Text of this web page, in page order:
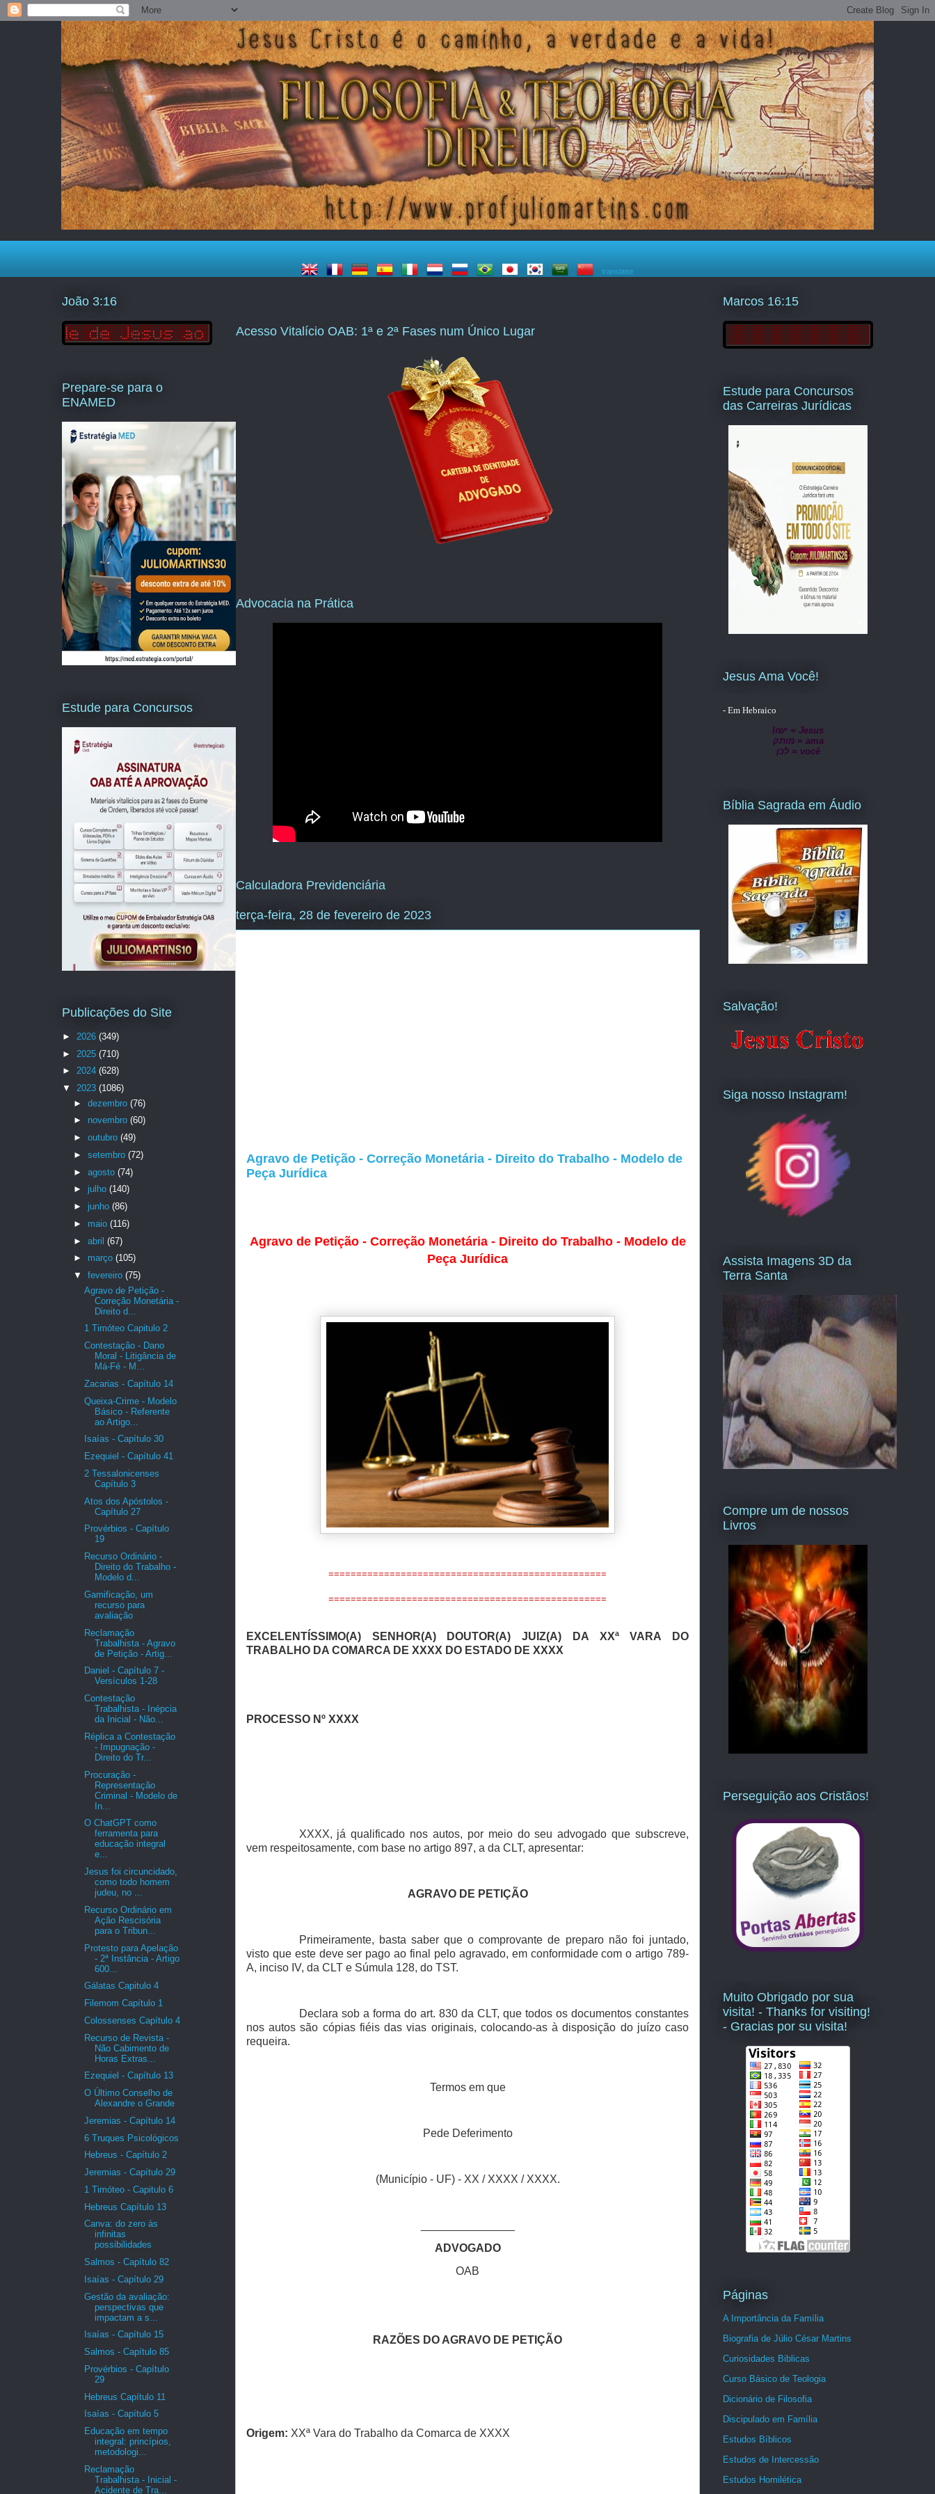
translator
Acesso Vitalício OAB: 1ª e 2ª Fases num Único Lugar
Advocacia na Prática
Calculadora Previdenciária
terça-feira, 28 de fevereiro de 2023
Agravo de Petição - Correção Monetária - Direito do Trabalho - Modelo de
Peça Jurídica
Agravo de Petição - Correção Monetária - Direito do Trabalho - Modelo de
Peça Jurídica
==================================================
==================================================
EXCELENTÍSSIMO(A) SENHOR(A) DOUTOR(A) JUIZ(A) DA XXª VARA DO
TRABALHO DA COMARCA DE XXXX DO ESTADO DE XXXX
PROCESSO Nº XXXX
XXXX, já qualificado nos autos, por meio do seu advogado que subscreve,
vem respeitosamente, com base no artigo 897, a da CLT, apresentar:
AGRAVO DE PETIÇÃO
Primeiramente, basta saber que o comprovante de preparo não foi juntado,
visto que este deve ser pago ao final pelo agravado, em conformidade com o artigo 789-
A, inciso IV, da CLT e Súmula 128, do TST.
Declara sob a forma do art. 830 da CLT, que todos os documentos constantes
nos autos são cópias fiéis das vias originais, colocando-as à disposição do juízo caso
requeira.
Termos em que
Pede Deferimento
(Município - UF) - XX / XXXX / XXXX.
ADVOGADO
OAB
RAZÕES DO AGRAVO DE PETIÇÃO
Origem: XXª Vara do Trabalho da Comarca de XXXX
João 3:16
Prepare-se para o
ENAMED
Estude para Concursos
Publicações do Site
► 2026 (349)
► 2025 (710)
► 2024 (628)
▼ 2023 (1086)
► dezembro (76)
► novembro (60)
► outubro (49)
► setembro (72)
► agosto (74)
► julho (140)
► junho (86)
► maio (116)
► abril (67)
► março (105)
▼ fevereiro (75)
Agravo de Petição -
Correção Monetária -
Direito d...
1 Timóteo Capitulo 2
Contestação - Dano
Moral - Litigância de
Má-Fé - M...
Zacarias - Capítulo 14
Queixa-Crime - Modelo
Básico - Referente
ao Artigo...
Isaías - Capítulo 30
Ezequiel - Capítulo 41
2 Tessalonicenses
Capítulo 3
Atos dos Apóstolos -
Capítulo 27
Provérbios - Capítulo
19
Recurso Ordinário -
Direito do Trabalho -
Modelo d...
Gamificação, um
recurso para
avaliação
Reclamação
Trabalhista - Agravo
de Petição - Artig...
Daniel - Capítulo 7 -
Versículos 1-28
Contestação
Trabalhista - Inépcia
da Inicial - Não...
Réplica a Contestação
- Impugnação -
Direito do Tr...
Procuração -
Representação
Criminal - Modelo de
In...
O ChatGPT como
ferramenta para
educação integral
e...
Jesus foi circuncidado,
como todo homem
judeu, no ...
Recurso Ordinário em
Ação Rescisória
para o Tribun...
Protesto para Apelação
- 2ª Instância - Artigo
600...
Gálatas Capitulo 4
Filemom Capítulo 1
Colossenses Capítulo 4
Recurso de Revista -
Não Cabimento de
Horas Extras...
Ezequiel - Capítulo 13
O Último Conselho de
Alexandre o Grande
Jeremias - Capítulo 14
6 Truques Psicológicos
Hebreus - Capítulo 2
Jeremias - Capítulo 29
1 Timóteo - Capitulo 6
Hebreus Capítulo 13
Canva: do zero às
infinitas
possibilidades
Salmos - Capítulo 82
Isaías - Capítulo 29
Gestão da avaliação:
perspectivas que
impactam a s...
Isaías - Capítulo 15
Salmos - Capítulo 85
Provérbios - Capítulo
29
Hebreus Capítulo 11
Isaías - Capítulo 5
Educação em tempo
integral: princípios,
metodologi...
Reclamação
Trabalhista - Inicial -
Acidente de Tra...
Marcos 16:15
Estude para Concursos
das Carreiras Jurídicas
Jesus Ama Você!
- Em Hebraico
lישו = Jesus
מותק = ama
לכן = você
Bíblia Sagrada em Áudio
Salvação!
Siga nosso Instagram!
Assista Imagens 3D da
Terra Santa
Compre um de nossos
Livros
Perseguição aos Cristãos!
Muito Obrigado por sua
visita! - Thanks for visiting!
- Gracias por su visita!
Páginas
A Importância da Família
Biografia de Júlio César Martins
Curiosidades Biblicas
Curso Básico de Teologia
Dicionário de Filosofia
Discipulado em Família
Estudos Bíblicos
Estudos de Intercessão
Estudos Homilética